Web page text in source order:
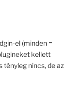
el (minden =
kellett
tényleg nincs, de az